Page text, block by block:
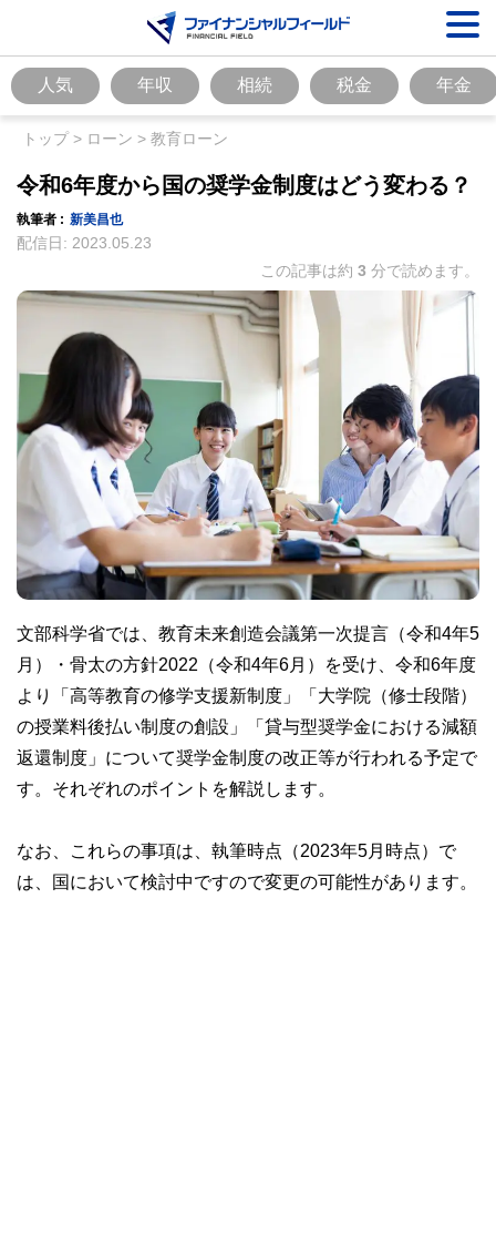
人気 年収 相続 税金 年金
トップ> ローン > 教育ローン
令和6年度から国の奨学金制度はどう変わる？
執筆者 : 新美昌也
配信日: 2023.05.23
この記事は約 3 分で読めます。
文部科学省では、教育未来創造会議第一次提言（令和4年5
月）・骨太の方針2022（令和4年6月）を受け、令和6年度
より「高等教育の修学支援新制度」「大学院（修士段階）
の授業料後払い制度の創設」「貸与型奨学金における減額
返還制度」について奨学金制度の改正等が行われる予定で
す。それぞれのポイントを解説します。
なお、これらの事項は、執筆時点（2023年5月時点）で
は、国において検討中ですので変更の可能性があります。